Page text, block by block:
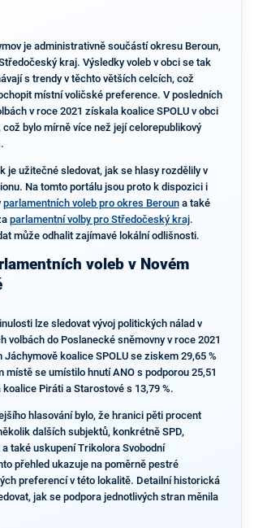
je administrativně součástí okresu Beroun,
kraj. Výsledky voleb v obci se tak
s trendy v těchto větších celcích, což
místní voličské preference. V posledních
v roce 2021 získala koalice SPOLU v obci
což bylo mírně více než její celorepublikový
je užitečné sledovat, jak se hlasy rozdělily v
Na tomto portálu jsou proto k dispozici i
parlamentních voleb pro okres Berouna také
parlamentní volby pro Středočeský kraj.
může odhalit zajímavé lokální odlišnosti.
voleb v Novém
lze sledovat vývoj politických nálad v
volbách do Poslanecké sněmovny v roce 2021
Jáchymově koalice SPOLU se ziskem 29,65 %
místě se umístilo hnutí ANO s podporou 25,51
Piráti a Starostové s 13,79 %.
hlasování bylo, že hranici pěti procent
dalších subjektů, konkrétně SPD,
a také uskupení Trikolora Svobodní
přehled ukazuje na poměrně pestré
preferencí v této lokalitě. Detailní historická
jak se podpora jednotlivých stran měnila